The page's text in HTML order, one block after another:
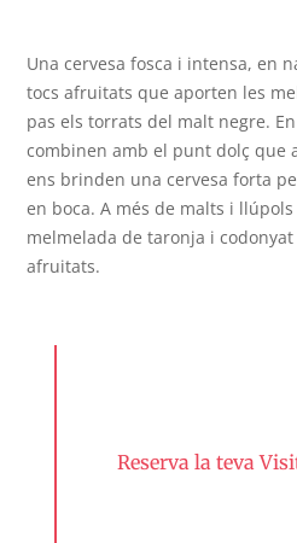
Una cervesa fosca i intensa, en
tocs afruitats que aporten les
pas els torrats del malt negre.
combinen amb el punt dolç que
ens brinden una cervesa forta
en boca. A més de malts i
melmelada de taronja i
afruitats.
Reserva la teva